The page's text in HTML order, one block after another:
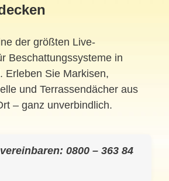
der größten Live-
Beschattungssysteme in
Erleben Sie Markisen,
und Terrassendächer aus
– ganz unverbindlich.
0800 – 363 84